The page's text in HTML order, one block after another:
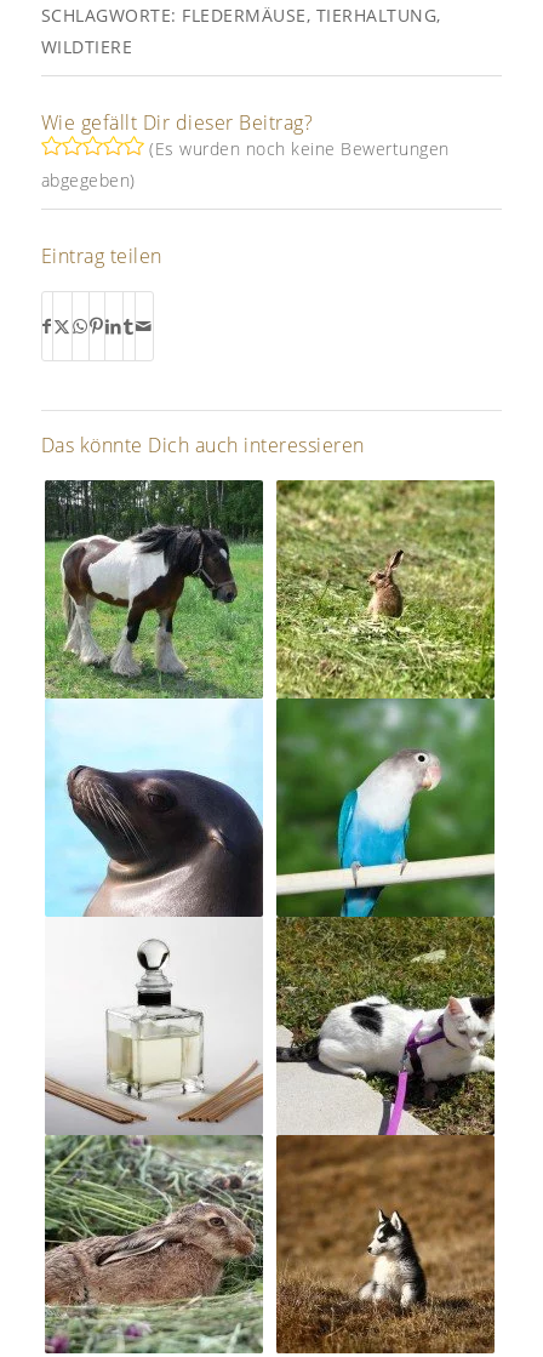
SCHLAGWORTE: FLEDERMÄUSE, TIERHALTUNG,
WILDTIERE
Wie gefällt Dir dieser Beitrag?
(Es wurden noch keine Bewertungen
abgegeben)
Eintrag teilen
Das könnte Dich auch interessieren